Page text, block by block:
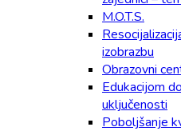
M.O.T.S.
izobrazbu
Obrazovni
Edukacijom
uključenosti
Poboljšanje